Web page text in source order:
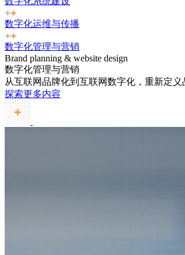
数字化运维与传播
数字化管理与营销
Brand planning & website design
数字化管理与营销
从互联网品牌化到互联网数字化，重新定
探索更多内容